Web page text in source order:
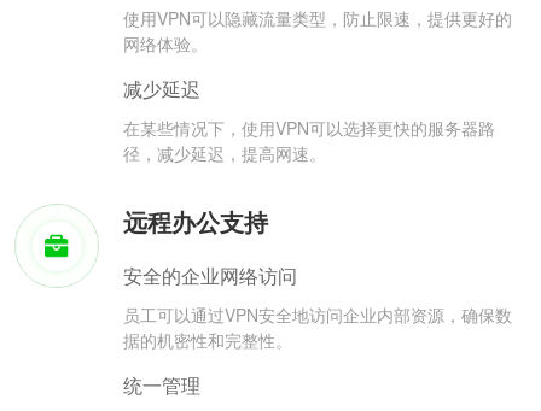
使用VPN可以隐藏流量类型，防止限速，提供更好的
网络体验。
减少延迟
在某些情况下，使用VPN可以选择更快的服务器路
径，减少延迟，提高网速。
远程办公支持
安全的企业网络访问
员工可以通过VPN安全地访问企业内部资源，确保数
据的机密性和完整性。
统一管理